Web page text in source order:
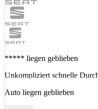
***** liegen geblieben
Unkompliziert schnelle
Auto liegen geblieben